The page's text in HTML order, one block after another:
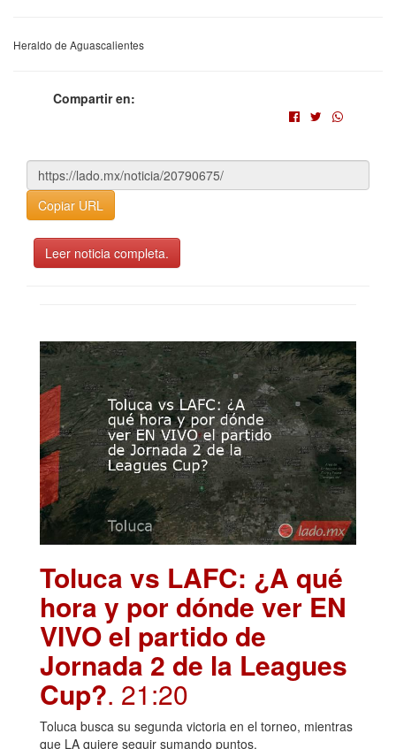
Heraldo de Aguascalientes
Compartir en:
Copiar URL
Leer noticia completa.
Toluca vs LAFC: ¿A qué
hora y por dónde ver EN
VIVO el partido de
Jornada 2 de la Leagues
Cup?. 21:20
Toluca busca su segunda victoria en el torneo, mientras
que LA quiere seguir sumando puntos.